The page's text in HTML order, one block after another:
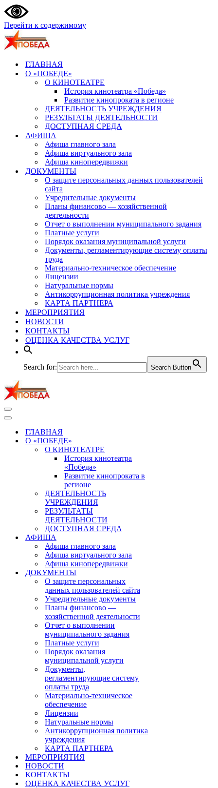
Перейти к содержимому
ГЛАВНАЯ
О «ПОБЕДЕ»
О КИНОТЕАТРЕ
История кинотеатра «Победа»
Развитие кинопроката в регионе
ДЕЯТЕЛЬНОСТЬ УЧРЕЖДЕНИЯ
РЕЗУЛЬТАТЫ ДЕЯТЕЛЬНОСТИ
ДОСТУПНАЯ СРЕДА
АФИША
Афиша главного зала
Афиша виртуального зала
Афиша кинопередвижки
ДОКУМЕНТЫ
О защите персональных данных пользователей
сайта
Учредительные документы
Планы финансово — хозяйственной
деятельности
Отчет о выполнении муниципального задания
Платные услуги
Порядок оказания муниципальной услуги
Документы, регламентирующие систему оплаты
труда
Материально-техническое обеспечение
Лицензии
Натуральные нормы
Антикоррупционная политика учреждения
КАРТА ПАРТНЕРА
МЕРОПРИЯТИЯ
НОВОСТИ
КОНТАКТЫ
ОЦЕНКА КАЧЕСТВА УСЛУГ
Search for: Search Button
Меню
навигации
Меню
навигацииГЛАВНАЯ
О «ПОБЕДЕ»
О КИНОТЕАТРЕ
История кинотеатра
«Победа»
Развитие кинопроката в
регионе
ДЕЯТЕЛЬНОСТЬ
УЧРЕЖДЕНИЯ
РЕЗУЛЬТАТЫ
ДЕЯТЕЛЬНОСТИ
ДОСТУПНАЯ СРЕДА
АФИША
Афиша главного зала
Афиша виртуального зала
Афиша кинопередвижки
ДОКУМЕНТЫ
О защите персональных
данных пользователей сайта
Учредительные документы
Планы финансово —
хозяйственной деятельности
Отчет о выполнении
муниципального задания
Платные услуги
Порядок оказания
муниципальной услуги
Документы,
регламентирующие систему
оплаты труда
Материально-техническое
обеспечение
Лицензии
Натуральные нормы
Антикоррупционная политика
учреждения
КАРТА ПАРТНЕРА
МЕРОПРИЯТИЯ
НОВОСТИ
КОНТАКТЫ
ОЦЕНКА КАЧЕСТВА УСЛУГ